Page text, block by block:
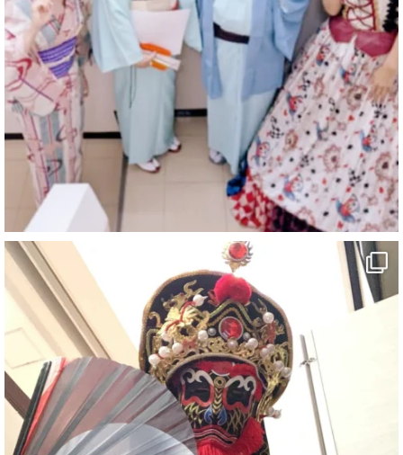
マジシャン派遣 パッションプリンセス【公式】
@comedy_illusion · 4 8月
お疲れ様です
ブログ更新しました
「マジシャン和歌山旅 白浜町・三段壁洞窟」
#企業公式がお疲れ様を言い合う
#旅行好きな人と繋がりたい
#一人旅
#女性マジシャン
#出張マジック
#マジシャン派遣
#イリュージョン
#和歌山県
#白浜町
#変面ショー
#イベント
#宴会
#余興
2 X